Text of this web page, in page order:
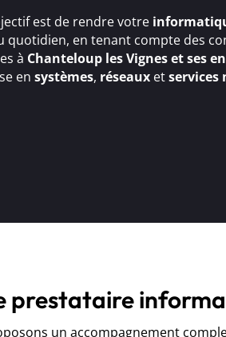
est de rendre votre
quotidien, en tenant compte des
à Chanteloup les Vignes et ses
ensystèmes, réseaux etservices
prestataire
un accompagnement